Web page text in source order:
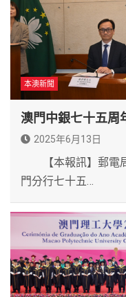
本澳新聞
澳門中銀七十五周
2025年6月13日
【本報訊】郵電局
門分行七十五…